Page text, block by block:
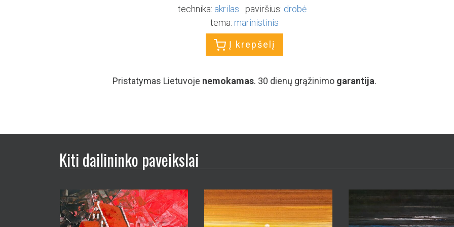
Marius Morkūnas
Zapyškio bažnyčios takais
100×100 cm
sutartinė kaina
Giliame žiemos miege